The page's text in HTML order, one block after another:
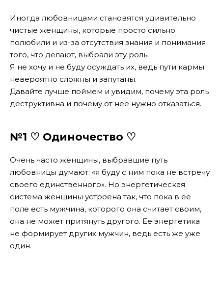
Иногда любовницами становятся удивительно
чистые женщины, которые просто сильно
полюбили и из-за отсутствия знания и понимания
того, что делают, выбрали эту роль.
Я не хочу и не буду осуждать их, ведь пути кармы
невероятно сложны и запутаны.
Давайте лучше поймем и увидим, почему эта роль
деструктивна и почему от нее нужно отказаться.
№1 ♡ Одиночество ♡
Очень часто женщины, выбравшие путь
любовницы думают: «я буду с ним пока не встречу
своего единственного». Но энергетическая
система женщины устроена так, что пока в ее
поле есть мужчина, которого она считает своим,
она не может притянуть другого. Ее энергетика
не формирует других мужчин, ведь есть же уже
один.